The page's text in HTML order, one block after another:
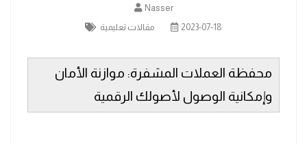
Nasser
2023-07-18
مقالات تعليمية
محفظة العملات المشفرة: موازنة الأمان
وإمكانية الوصول لأصولك الرقمية